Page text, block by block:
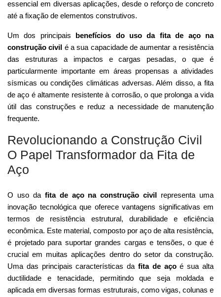
essencial em diversas aplicações, desde o reforço de concreto
até a fixação de elementos construtivos.
Um dos principais benefícios do uso da fita de aço na
construção civil é a sua capacidade de aumentar a resistência
das estruturas a impactos e cargas pesadas, o que é
particularmente importante em áreas propensas a atividades
sísmicas ou condições climáticas adversas. Além disso, a fita
de aço é altamente resistente à corrosão, o que prolonga a vida
útil das construções e reduz a necessidade de manutenção
frequente.
Revolucionando a Construção Civil
O Papel Transformador da Fita de
Aço
O uso da fita de aço na construção civil representa uma
inovação tecnológica que oferece vantagens significativas em
termos de resistência estrutural, durabilidade e eficiência
econômica. Este material, composto por aço de alta resistência,
é projetado para suportar grandes cargas e tensões, o que é
crucial em muitas aplicações dentro do setor da construção.
Uma das principais características da fita de açoé sua alta
ductilidade e tenacidade, permitindo que seja moldada e
aplicada em diversas formas estruturais, como vigas, colunas e